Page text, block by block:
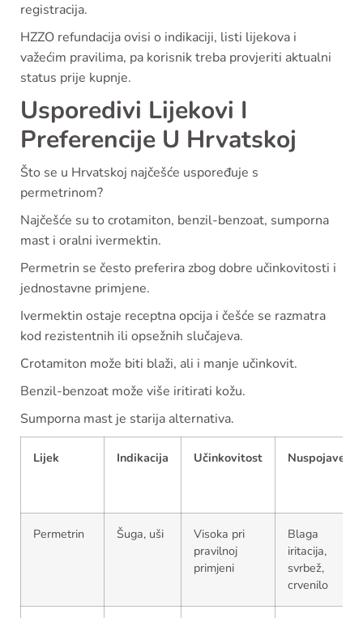
registracija.
HZZO refundacija ovisi o indikaciji, listi lijekova i
važećim pravilima, pa korisnik treba provjeriti aktualni
status prije kupnje.
Usporedivi Lijekovi I
Preferencije U Hrvatskoj
Što se u Hrvatskoj najčešće uspoređuje s
permetrinom?
Najčešće su to crotamiton, benzil-benzoat, sumporna
mast i oralni ivermektin.
Permetrin se često preferira zbog dobre učinkovitosti i
jednostavne primjene.
Ivermektin ostaje receptna opcija i češće se razmatra
kod rezistentnih ili opsežnih slučajeva.
Crotamiton može biti blaži, ali i manje učinkovit.
Benzil-benzoat može više iritirati kožu.
Sumporna mast je starija alternativa.
Lijek Indikacija Učinkovitost Nuspojave
Permetrin Šuga, uši
Visoka pri
pravilnoj
primjeni
Blaga
iritacija,
svrbež,
crvenilo